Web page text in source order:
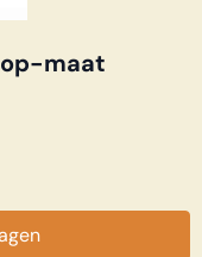
maat